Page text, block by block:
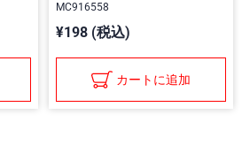
MC916558
¥198 (税込)
カートに追加